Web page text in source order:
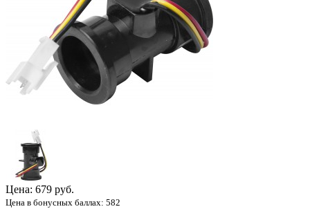
Цена: 679 руб.
Цена в бонусных баллах: 582